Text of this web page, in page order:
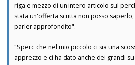
riga e mezzo di un intero articolo sul
stata un'offerta scritta non posso
parler approfondito".
"Spero che nel mio piccolo ci sia una
apprezzo e ci ha dato anche dei grandi